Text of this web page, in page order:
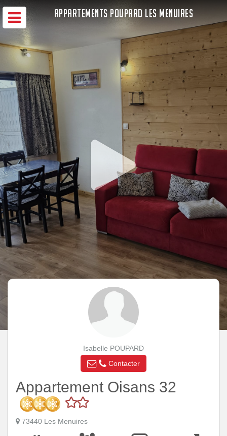
APPARTEMENTS POUPARD LES MENUIRES
Isabelle POUPARD
Contacter
Appartement Oisans 32
73440 Les Menuires